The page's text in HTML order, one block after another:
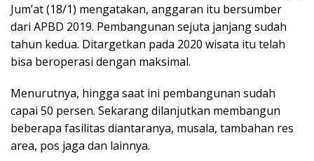
Jum’at (18/1) mengatakan, anggaran itu bersumber
dari APBD 2019. Pembangunan sejuta janjang sudah
tahun kedua. Ditargetkan pada 2020 wisata itu telah
bisa beroperasi dengan maksimal.
Menurutnya, hingga saat ini pembangunan sudah
capai 50 persen. Sekarang dilanjutkan membangun
beberapa fasilitas diantaranya, musala, tambahan res
area, pos jaga dan lainnya.